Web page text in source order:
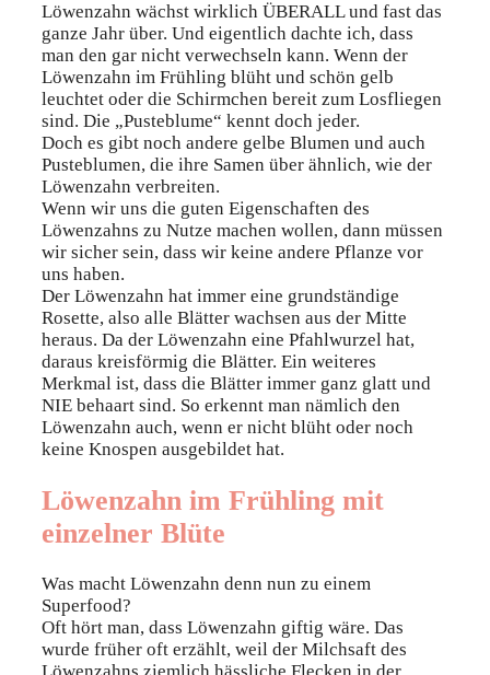
Löwenzahn wächst wirklich ÜBERALL und fast das
ganze Jahr über. Und eigentlich dachte ich, dass
man den gar nicht verwechseln kann. Wenn der
Löwenzahn im Frühling blüht und schön gelb
leuchtet oder die Schirmchen bereit zum Losfliegen
sind. Die „Pusteblume“ kennt doch jeder.
Doch es gibt noch andere gelbe Blumen und auch
Pusteblumen, die ihre Samen über ähnlich, wie der
Löwenzahn verbreiten.
Wenn wir uns die guten Eigenschaften des
Löwenzahns zu Nutze machen wollen, dann müssen
wir sicher sein, dass wir keine andere Pflanze vor
uns haben.
Der Löwenzahn hat immer eine grundständige
Rosette, also alle Blätter wachsen aus der Mitte
heraus. Da der Löwenzahn eine Pfahlwurzel hat,
daraus kreisförmig die Blätter. Ein weiteres
Merkmal ist, dass die Blätter immer ganz glatt und
NIE behaart sind. So erkennt man nämlich den
Löwenzahn auch, wenn er nicht blüht oder noch
keine Knospen ausgebildet hat.
Löwenzahn im Frühling mit
einzelner Blüte
Was macht Löwenzahn denn nun zu einem
Superfood?
Oft hört man, dass Löwenzahn giftig wäre. Das
wurde früher oft erzählt, weil der Milchsaft des